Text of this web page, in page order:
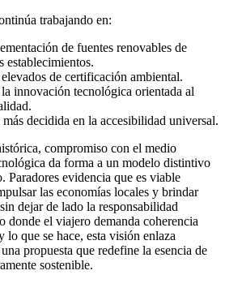
trabajando en:
de fuentes renovables de
establecimientos.
de certificación ambiental.
innovación tecnológica orientada al
decidida en la accesibilidad universal.
compromiso con el medio
da forma a un modelo distintivo
Paradores evidencia que es viable
las economías locales y brindar
dejar de lado la responsabilidad
donde el viajero demanda coherencia
lo que se hace, esta visión enlaza
propuesta que redefine la esencia de
sostenible.